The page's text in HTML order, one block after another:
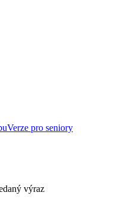
Verze pro seniory
výraz